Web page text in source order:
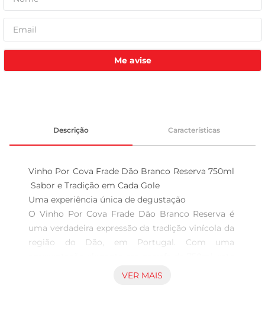
Me avise
Descrição Características
Vinho Por Cova Frade Dão Branco Reserva 750ml
Sabor e Tradição em Cada Gole
Uma experiência única de degustação
O Vinho Por Cova Frade Dão Branco Reserva é
uma verdadeira expressão da tradição vinícola da
região do Dão, em Portugal. Com uma
vinho é ideal para quem aprecia sabores
VER MAIS